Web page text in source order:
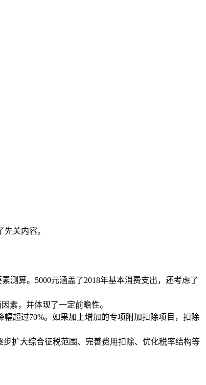
先关内容。
算。5000元涵盖了2018年基本消费支出，还考虑了
素，并体现了一定前瞻性。
超过70%。如果加上增加的专项附加扣除项目，扣除
扩大综合征税范围、完善费用扣除、优化税率结构等